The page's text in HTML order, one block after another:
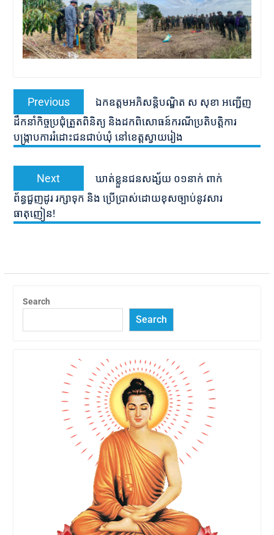
Post
navigation
Previous
Previous
post:
ឯកឧត្តមអភិសន្តិបណ្ឌិត ស សុខា អញ្ជើញ
ដឹកនាំកិច្ចប្រជុំត្រួតពិនិត្យ និងដកពិសោធន៍ករណីប្រតិបត្តិការ
បង្ក្រាបការរំដោះជនជាប់ឃុំ នៅខេត្តស្វាយរៀង
Next
Next
post:
ឃាត់ខ្លួនជនសង្ស័យ ០១នាក់ ពាក់
ព័ន្ធជួញដូរ រក្សាទុក និង ប្រើប្រាស់ដោយខុសច្បាប់នូវសារ
ធាតុញៀន!
Search
Search